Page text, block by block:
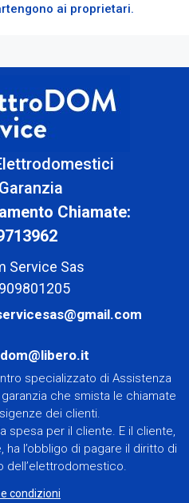
ai proprietari.
Chiamate:
Service Sas
specializzato di Assistenza
che smista le chiamate
dei clienti.
spesa per il cliente. E il cliente,
l’obbligo di pagare il diritto di
dell’elettrodomestico.
condizioni